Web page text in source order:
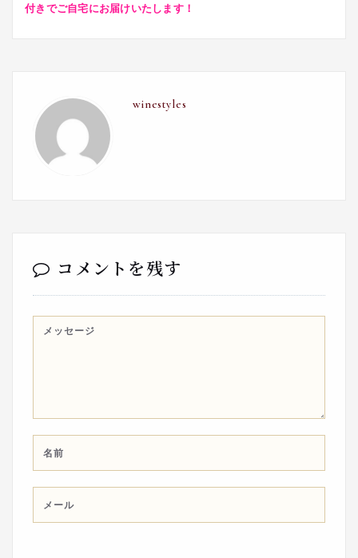
付きでご自宅にお届けいたします！
winestyles
コメントを残す